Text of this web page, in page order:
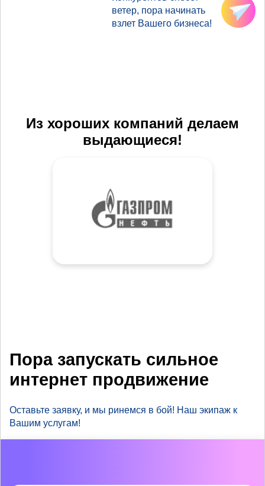
ветер, пора начинать
взлет Вашего бизнеса!
Из хороших компаний делаем
выдающиеся!
Пора запускать сильное
интернет продвижение
Оставьте заявку, и мы ринемся в бой! Наш экипаж к
Вашим услугам!